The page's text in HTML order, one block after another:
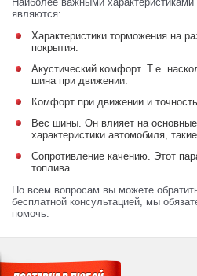
являются:
Характеристики торможения на
покрытия.
Акустический комфорт. Т.е.
шина при движении.
Комфорт при движении и
Вес шины. Он влияет на
характеристики автомобиля,
Сопротивление качению. Этот
топлива.
По всем вопросам вы можете
бесплатной консультацией, мы
помочь.